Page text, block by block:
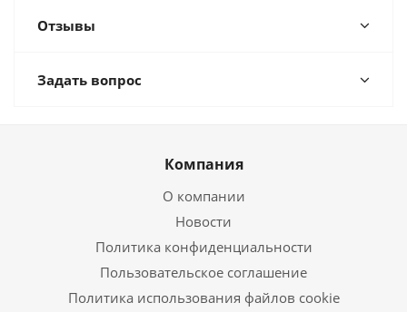
Отзывы
Задать вопрос
Компания
О компании
Новости
Политика конфиденциальности
Пользовательское соглашение
Политика использования файлов cookie